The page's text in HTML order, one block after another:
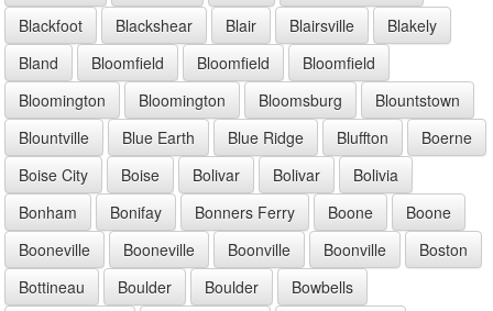
Blackfoot
Blackshear Blair Blairsville
Blakely
Bland
Bloomfield Bloomfield
Bloomfield
Bloomington
Bloomington Bloomsburg
Blountstown
Blountville
Blue Earth Blue Ridge Bluffton
Boerne
Boise City
Boise Bolivar Bolivar
Bolivia
Bonham
Bonifay Bonners Ferry Boone
Boone
Booneville
Booneville Boonville Boonville
Boston
Bottineau
Boulder Boulder
Bowbells